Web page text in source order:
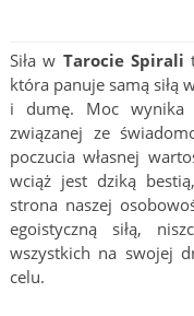
Siła w Tarocie Spirali
która panuje samą siłą
i dumę. Moc wynika
związanej ze
poczucia własnej
wciąż jest dziką
strona naszej
egoistyczną siłą,
wszystkich na swojej
celu.